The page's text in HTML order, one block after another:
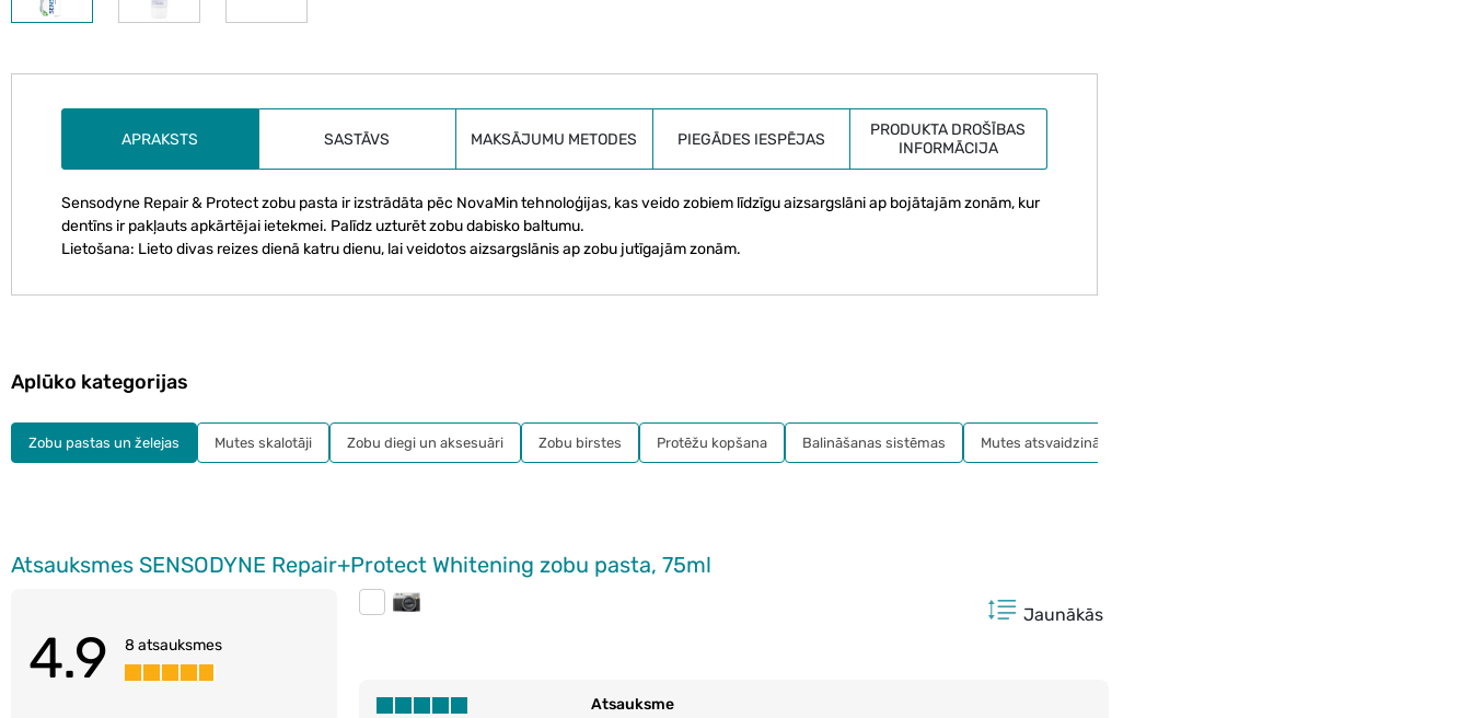
APRAKSTS SASTĀVS MAKSĀJUMU METODES PIEGĀDES IESPĒJAS
PRODUKTA DROŠĪBAS
INFORMĀCIJA
Sensodyne Repair & Protect zobu pasta ir izstrādāta pēc NovaMin tehnoloģijas, kas veido zobiem līdzīgu aizsargslāni ap bojātajām zonām, kur
dentīns ir pakļauts apkārtējai ietekmei. Palīdz uzturēt zobu dabisko baltumu.
Lietošana: Lieto divas reizes dienā katru dienu, lai veidotos aizsargslānis ap zobu jutīgajām zonām.
Atsauksmes SENSODYNE Repair+Protect Whitening zobu pasta, 75ml
4.9 8 atsauksmes
Jaunākās
Atsauksme
Aplūko kategorijas
Zobu pastas un želejas Mutes skalotāji Zobu diegi un aksesuāri Zobu birstes Protēžu kopšana Balināšanas sistēmas Mutes atsvaidzinātāji